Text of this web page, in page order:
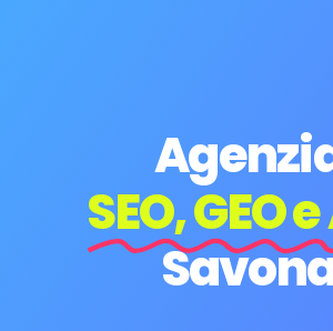
SEO, GEO